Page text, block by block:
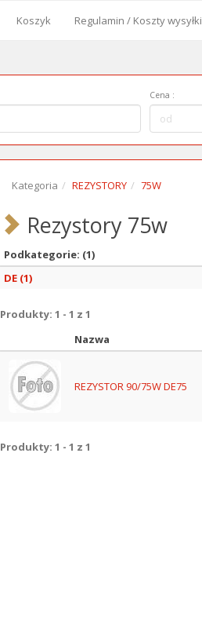
Koszyk Regulamin / Koszty wysyłki
Cena od
:
Kategoria REZYSTORY 75W
Rezystory 75w
Podkategorie: (1)
DE (1)
Produkty: 1 - 1 z 1
Obraz
Nazwa
REZYSTOR 90/75W DE75
Produkty: 1 - 1 z 1